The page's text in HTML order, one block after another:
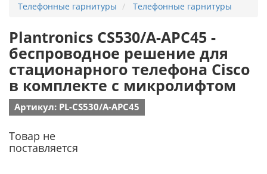
Телефонные гарнитуры Телефонные гарнитуры
Plantronics CS530/A-APC45 -
беспроводное решение для
стационарного телефона Cisco
в комплекте с микролифтом
Артикул: PL-CS530/A-APC45
Товар не
поставляется